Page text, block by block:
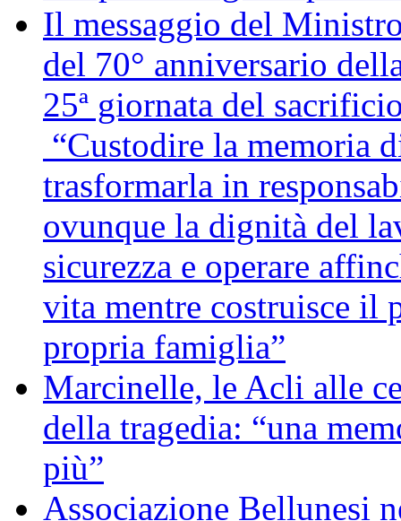
Il messaggio del
del 70° anniversario
25ª giornata del
“Custodire la memoria
trasformarla in
ovunque la dignità del
sicurezza e operare
vita mentre costruisce il
propria famiglia”
Marcinelle, le Acli alle
della tragedia: “una
più”
Associazione Bellunesi